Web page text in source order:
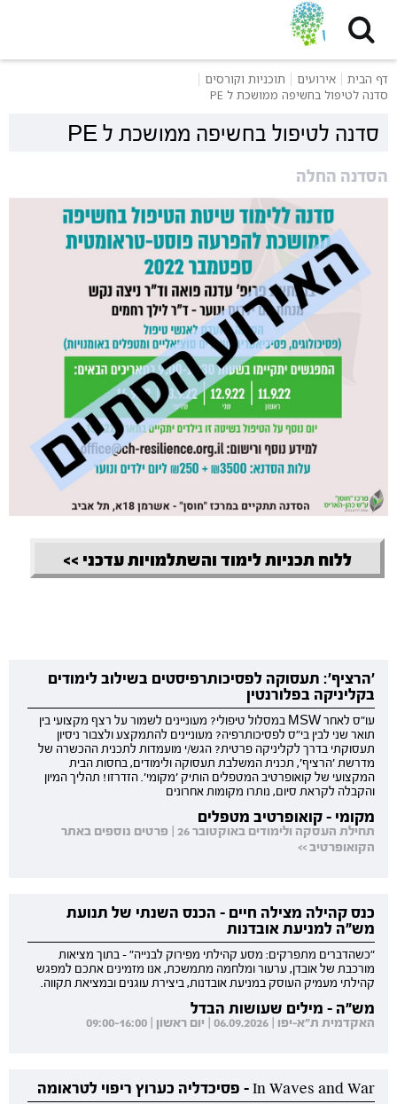
דף הבית אירועים
תוכניות וקורסים
סדנה לטיפול בחשיפה ממושכת ל PE
סדנה לטיפול בחשיפה ממושכת ל PE
הסדנה החלה
ללוח תכניות לימוד והשתלמויות עדכני >>
'הרציף': תעסוקה לפסיכותרפיסטים בשילוב לימודים
בקליניקה בפלורנטין
עו"ס לאחר MSW במסלול טיפולי? מעוניינים לשמור על רצף מקצועי בין
תואר שני לבין בי"ס לפסיכותרפיה? מעוניינים להתמקצע ולצבור ניסיון
תעסוקתי בדרך לקליניקה פרטית? הגש/י מועמדות לתכנית ההכשרה של
מדרשת 'הרציף', תכנית המשלבת תעסוקה ולימודים, בחסות הבית
המקצועי של קואופרטיב המטפלים הותיק 'מקומי'. הזדרזו! תהליך המיון
והקבלה לקראת סיום, נותרו מקומות אחרונים
מקומי - קואופרטיב מטפלים
תחילת העסקה ולימודים באוקטובר 26 | פרטים נוספים באתר
הקואופרטיב >>
כנס קהילה מצילה חיים - הכנס השנתי של תנועת
מש"ה למניעת אובדנות
"כשהדברים מתפרקים: מסע קהילתי מפירוק לבנייה" - בתוך מציאות
מורכבת של אובדן, ערעור ומלחמה מתמשכת, אנו מזמינים אתכם למפגש
קהילתי מעמיק העוסק במניעת אובדנות, ביצירת עוגנים ובמציאת תקווה.
מש"ה - מילים שעושות הבדל
האקדמית ת"א-יפו | 06.09.2026 | יום ראשון | 09:00-16:00
In Waves and War - פסיכדליה כערוץ ריפוי לטראומה